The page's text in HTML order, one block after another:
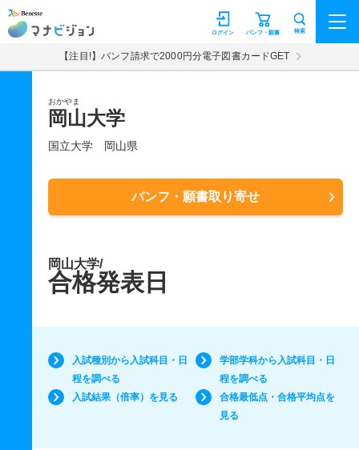
マナビジョン パンフ・願書
ログイン 検索
【注目!】パンフ請求で2000円分電子図書カードGET
おかやま
岡山大学
国立大学 岡山県
パンフ・願書取り寄せ
岡山大学/
合格発表日
入試種別から入試科目・日
程を調べる
学部学科から入試科目・日
程を調べる
入試結果（倍率）を見る
合格最低点・合格平均点を
見る